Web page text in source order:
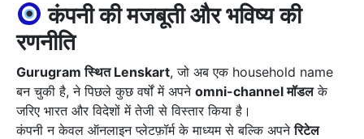
कंपनी की मजबूती और भविष्य की
रणनीति
Gurugram स्थित Lenskart, जो अब एक household name
बन चुकी है, ने पिछले कुछ वर्षों में अपने omni-channel मॉडलके
जरिए भारत और विदेशों में तेजी से विस्तार किया है।
कंपनी न केवल ऑनलाइन प्लेटफ़ॉर्म के माध्यम से बल्कि अपनेरिटेल